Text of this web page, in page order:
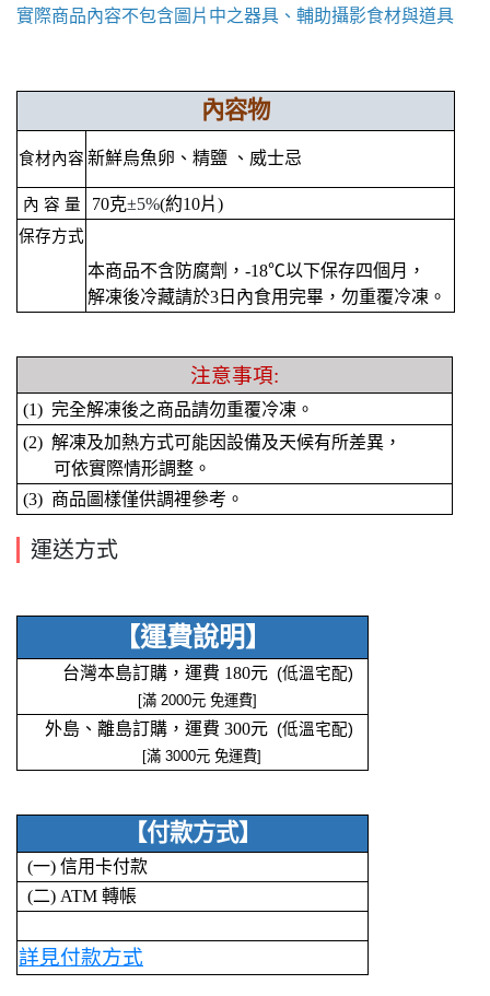
實際商品內容不包含圖片中之器具、輔助攝影食材與道具
內容物
食材內容 新鮮烏魚卵、精鹽 、威士忌
內 容 量 70克±5%(約10片)
保存方式
本商品不含防腐劑，-18℃以下保存四個月，
解凍後冷藏請於3日內食用完畢，勿重覆冷凍。
注意事項:
(1) 完全解凍後之商品請勿重覆冷凍。
(2) 解凍及加熱方式可能因設備及天候有所差異，
可依實際情形調整。
(3) 商品圖樣僅供調裡參考。
運送方式
【運費說明】
台灣本島訂購，運費 180元 (低溫宅配)
[滿 2000元 免運費]
外島、離島訂購，運費 300元 (低溫宅配)
[滿 3000元 免運費]
【付款方式】
(一) 信用卡付款
(二) ATM 轉帳
詳見付款方式